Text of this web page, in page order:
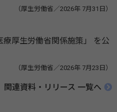
（厚生労働省／2026年 7月31日）
療厚生労働省関係施策」 を公
（厚生労働省／2026年 7月23日）
関連資料・リリース 一覧へ